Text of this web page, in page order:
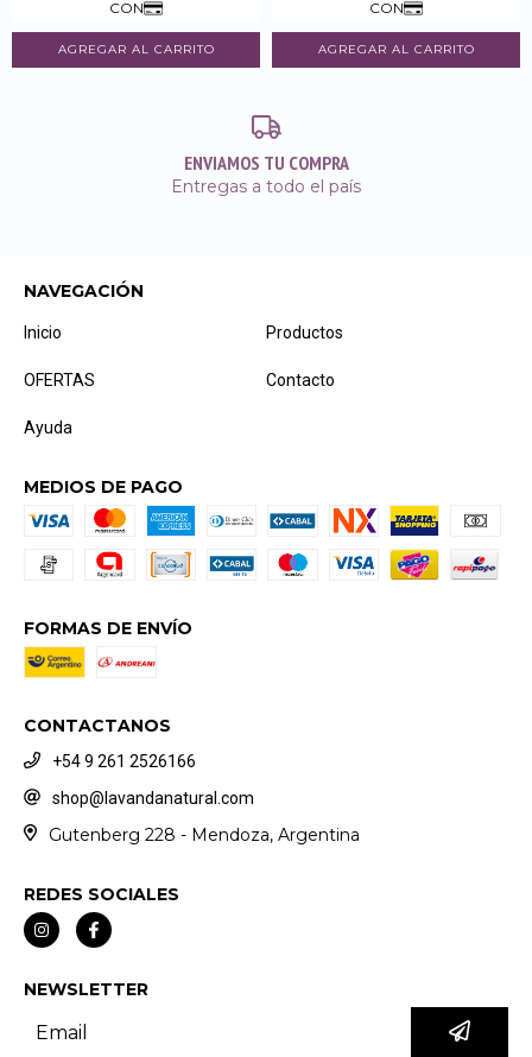
ENVIAMOS TU COMPRA
Entregas a todo el país
NAVEGACIÓN
Inicio Productos
OFERTAS Contacto
Ayuda
MEDIOS DE PAGO
FORMAS DE ENVÍO
CONTACTANOS
+54 9 261 2526166
shop@lavandanatural.com
Gutenberg 228 - Mendoza, Argentina
REDES SOCIALES
NEWSLETTER